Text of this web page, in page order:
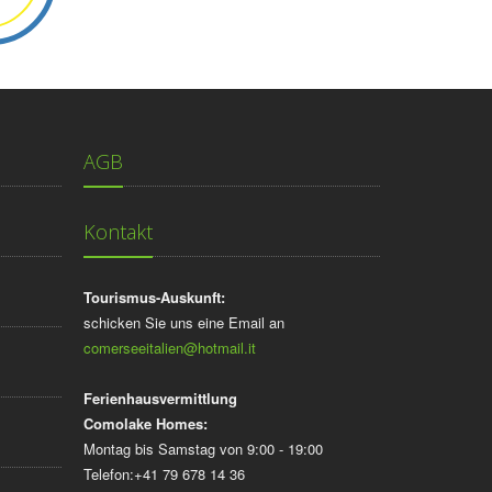
AGB
Kontakt
Tourismus-Auskunft:
schicken Sie uns eine Email an
comerseeitalien@hotmail.it
Ferienhausvermittlung
Comolake Homes:
Montag bis Samstag von 9:00 - 19:00
Telefon:+41 79 678 14 36